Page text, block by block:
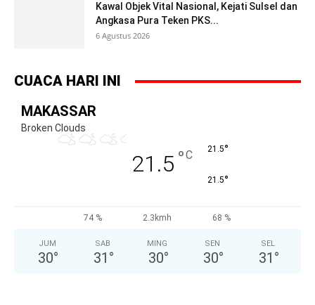
Kawal Objek Vital Nasional, Kejati Sulsel dan
Angkasa Pura Teken PKS...
6 Agustus 2026
CUACA HARI INI
MAKASSAR
Broken Clouds
21.5 °C 21.5°
21.5°
74 % 2.3kmh 68 %
JUM
30°
SAB
31 °
MING
30°
SEN
30°
SEL
31 °